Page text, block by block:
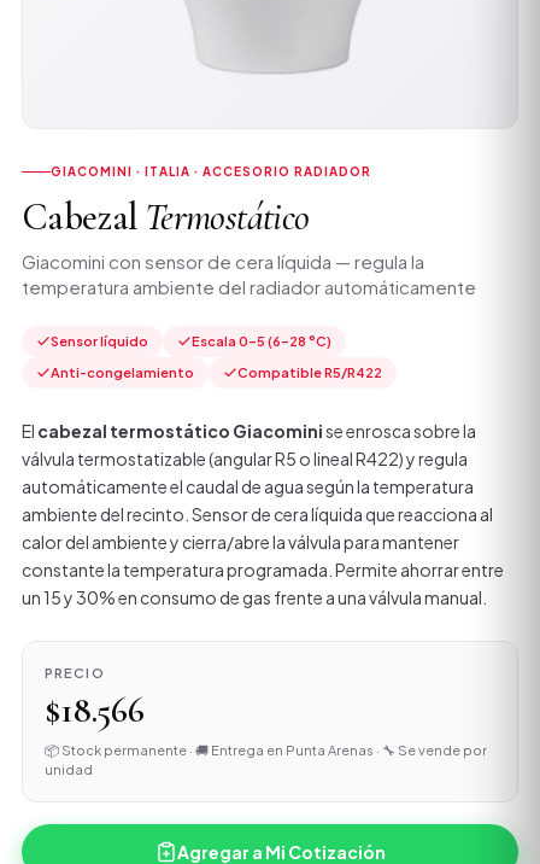
GIACOMINI · ITALIA · ACCESORIO RADIADOR
Cabezal Termostático
Giacomini con sensor de cera líquida — regula la
temperatura ambiente del radiador automáticamente
Sensor líquido
Escala 0–5 (6–28 °C)
Anti-congelamiento
Compatible R5/R422
El cabezal termostático Giacominise enrosca sobre la
válvula termostatizable (angular R5 o lineal R422) y regula
automáticamente el caudal de agua según la temperatura
ambiente del recinto. Sensor de cera líquida que reacciona al
calor del ambiente y cierra/abre la válvula para mantener
constante la temperatura programada. Permite ahorrar entre
un 15 y 30% en consumo de gas frente a una válvula manual.
PRECIO
$18.566
📦 Stock permanente · 🚚 Entrega en Punta Arenas · 🔧 Se vende por
unidad
Agregar a Mi Cotización